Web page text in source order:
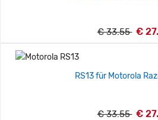
€ 33.55 €
RS13 für Motorola
€ 33.55 €